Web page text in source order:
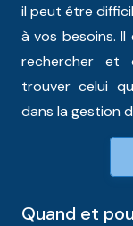
il peut être
à vos besoins.
rechercher et
trouver celui
dans la gestion
Quand et